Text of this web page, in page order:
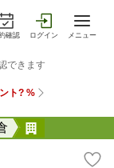
確認 ログイン メニュー